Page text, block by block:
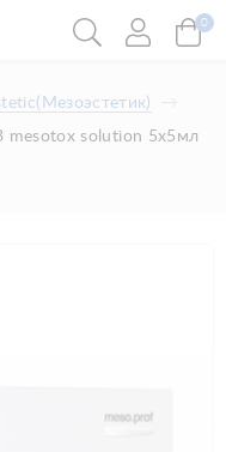
0
mesotox solution 5x5мл